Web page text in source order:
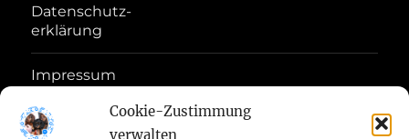
Cookie-Zustimmung
verwalten
Datenschutz-
erklärung
Impressum